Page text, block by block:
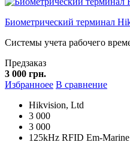
Биометрический терминал
Системы учета рабочего
Предзаказ
3 000 грн.
Избранноее В сравнение
Hikvision, Ltd
3 000
3 000
125kHz RFID Em-Marine